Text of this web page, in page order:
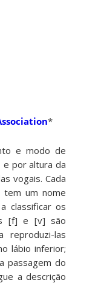
*
e modo de
e por altura da
vogais. Cada
tem um nome
classificar os
[f] e [v] são
reproduzi-las
lábio inferior;
passagem do
a descrição